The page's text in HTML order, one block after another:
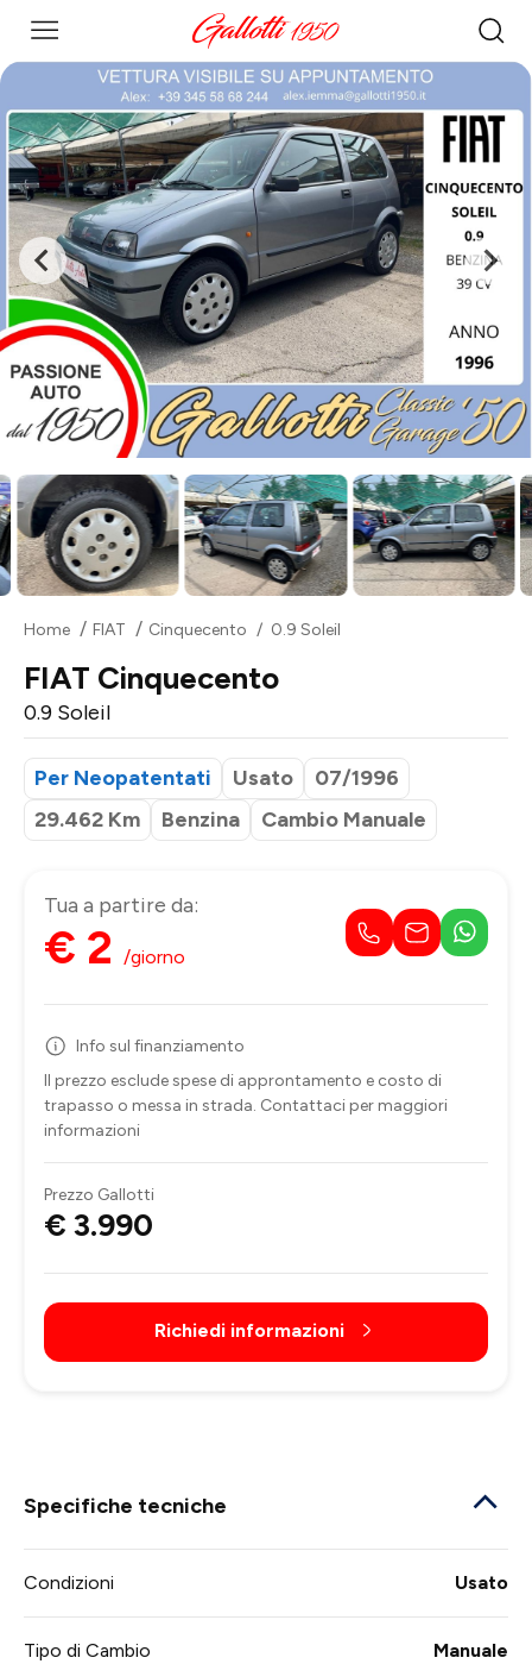
Home FIAT Cinquecento 0.9 Soleil
FIAT Cinquecento
0.9 Soleil
Per Neopatentati Usato
07/1996
29.462 Km
Benzina Cambio Manuale
Tua a partire da:
€ 2 /giorno
Info sul finanziamento
Il prezzo esclude spese di approntamento e costo di
trapasso o messa in strada. Contattaci per maggiori
informazioni
Prezzo Gallotti
€ 3.990
Richiedi informazioni
Specifiche tecniche
Condizioni Usato
Tipo di Cambio Manuale